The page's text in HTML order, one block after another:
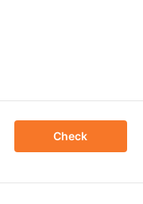
Check